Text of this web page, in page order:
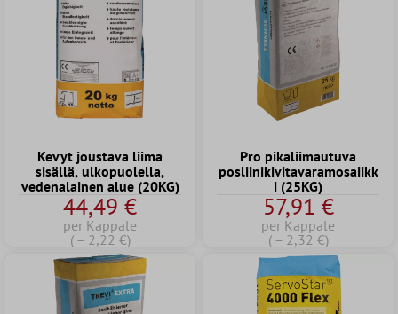
Kevyt joustava liima
sisällä, ulkopuolella,
vedenalainen alue (20KG)
44,49 €
per Kappale
( = 2,22 €)
Pro pikaliimautuva
posliinikivitavaramosaiikk
i (25KG)
57,91 €
per Kappale
( = 2,32 €)